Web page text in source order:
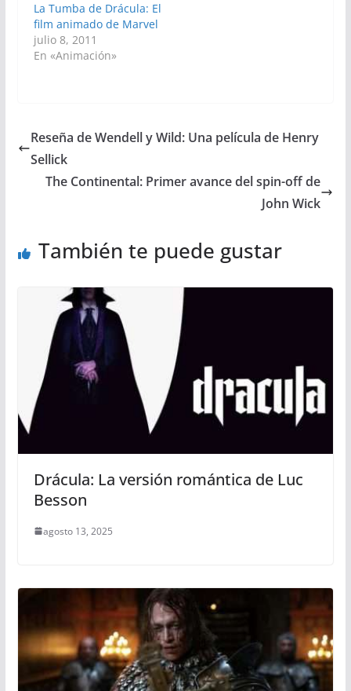
La Tumba de Drácula: El
film animado de Marvel
julio 8, 2011
En «Animación»
Reseña de Wendell y Wild: Una película de Henry
Sellick
The Continental: Primer avance del spin-off de
John Wick
También te puede gustar
Drácula: La versión romántica de Luc
Besson
agosto 13, 2025